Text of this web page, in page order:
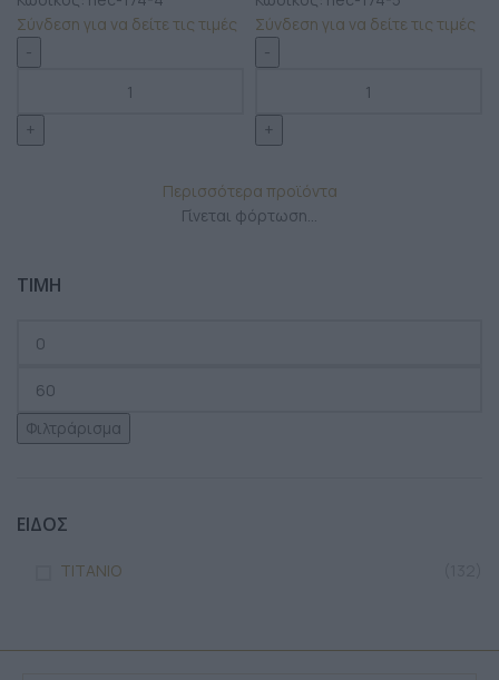
ΤΙΜΗ
Φιλτράρισμα
ΕΙΔΟΣ
TITANIO
Σύνδεση για να δείτε τις τιμές
Σύνδεση για να δείτε τις τιμές
Περισσότερα προϊόντα
Γίνεται φόρτωση...